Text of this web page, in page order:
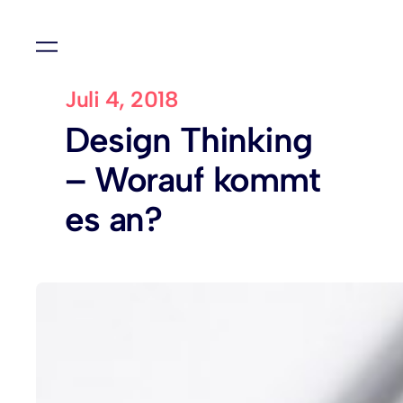
Juli 4, 2018
Design Thinking
– Worauf kommt
es an?